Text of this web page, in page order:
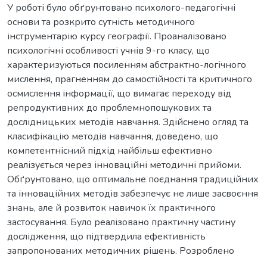
У роботі було обґрунтовано психолого-педагогічні
основи та розкрито сутність методичного
інструментарію курсу географії. Проаналізовано
психологічні особливості учнів 9-го класу, що
характеризуються посиленням абстрактно-логічного
мислення, прагненням до самостійності та критичного
осмислення інформації, що вимагає переходу від
репродуктивних до проблемнопошукових та
дослідницьких методів навчання. Здійснено огляд та
класифікацію методів навчання, доведено, що
компетентнісний підхід найбільш ефективно
реалізується через інноваційні методичні прийоми.
Обґрунтовано, що оптимальне поєднання традиційних
та інноваційних методів забезпечує не лише засвоєння
знань, але й розвиток навичок їх практичного
застосування. Було реалізовано практичну частину
дослідження, що підтвердила ефективність
запропонованих методичних рішень. Розроблено